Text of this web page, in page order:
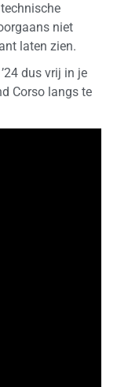
niet
laten zien.
dus vrij in je
Corso langs te